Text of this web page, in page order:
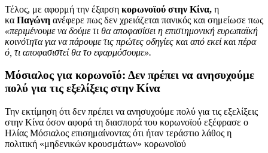
Τέλος, με αφορμή την έξαρση κορωνοϊού στην Κίνα, η
κα Παγώνη ανέφερε πως δεν χρειάζεται πανικός και σημείωσε πως
«περιμένουμε να δούμε τι θα αποφασίσει η επιστημονική ευρωπαϊκή
κοινότητα για να πάρουμε τις πρώτες οδηγίες και από εκεί και πέρα
ό, τι αποφασιστεί θα το εφαρμόσουμε».
Μόσιαλος για κορωνοϊό: Δεν πρέπει να ανησυχούμε
πολύ για τις εξελίξεις στην Κίνα
Την εκτίμηση ότι δεν πρέπει να ανησυχούμε πολύ για τις εξελίξεις
στην Κίνα όσον αφορά τη διασπορά του κορωνοϊού εξέφρασε ο
Ηλίας Μόσιαλος επισημαίνοντας ότι ήταν τεράστιο λάθος η
πολιτική «μηδενικών κρουσμάτων» κορωνοϊού